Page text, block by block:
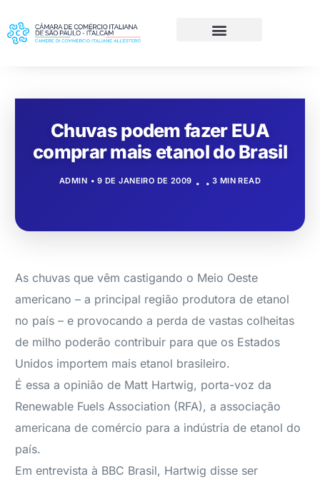
Chuvas podem fazer EUA
comprar mais etanol do Brasil
ADMIN 9 DE JANEIRO DE 2009 3 MIN READ
As chuvas que vêm castigando o Meio Oeste
americano – a principal região produtora de etanol
no país – e provocando a perda de vastas colheitas
de milho poderão contribuir para que os Estados
Unidos importem mais etanol brasileiro.
É essa a opinião de Matt Hartwig, porta-voz da
Renewable Fuels Association (RFA), a associação
americana de comércio para a indústria de etanol do
país.
Em entrevista à BBC Brasil, Hartwig disse ser